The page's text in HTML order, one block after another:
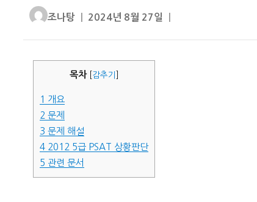
글
조나탕
작
자
2024년 8월 27일
목차 감추기
1 개요
2 문제
3 문제 해설
4 2012 5급 PSAT 상황판단
5 관련 문서